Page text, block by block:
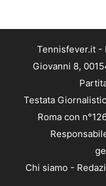
Tennisfever.it -
Giovanni 8,
Testata
Roma con
Chi siamo -